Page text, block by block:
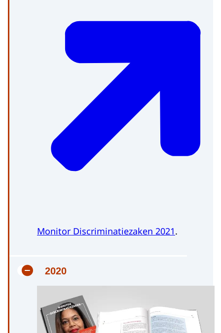
Monitor Discriminatiezaken 2021.
2020